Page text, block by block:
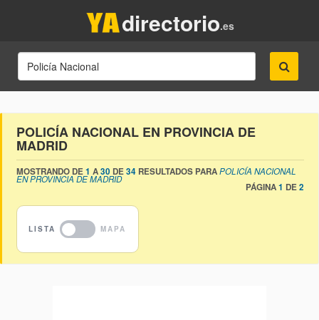
.es
directorio
POLICÍA NACIONAL EN PROVINCIA DE
MADRID
MOSTRANDO DE1 A30 DE34 RESULTADOS PARAPOLICÍA NACIONAL
EN PROVINCIA DE MADRID
PÁGINA1 DE2